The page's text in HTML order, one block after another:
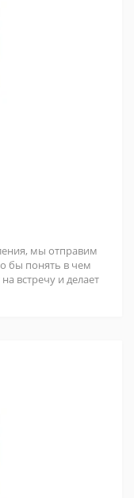
мы отправим
бы понять в чем
встречу и делает